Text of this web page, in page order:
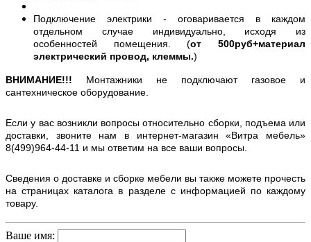
Подключение электрики - оговаривается в каждом
отдельном случае индивидуально, исходя из
особенностей помещения. (от 500руб+материал
электрический провод, клеммы.)
ВНИМАНИЕ!!! Монтажники не подключают газовое и
сантехническое оборудование.
Если у вас возникли вопросы относительно сборки, подъема или
доставки, звоните нам в интернет-магазин «Витра мебель»
8(499)964-44-11 и мы ответим на все ваши вопросы.
Сведения о доставке и сборке мебели вы также можете прочесть
на страницах каталога в разделе с информацией по каждому
товару.
Ваше имя: